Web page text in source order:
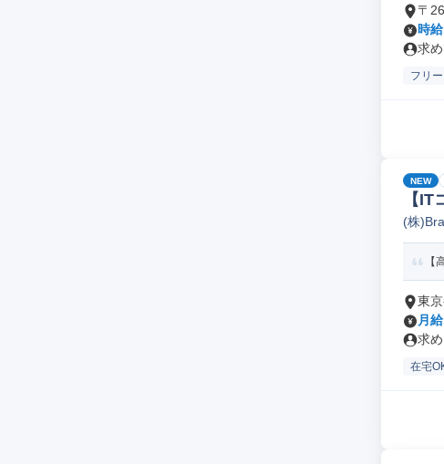
〒
時
求
フリ
NEW
【
(株
【
東
月
求
在宅